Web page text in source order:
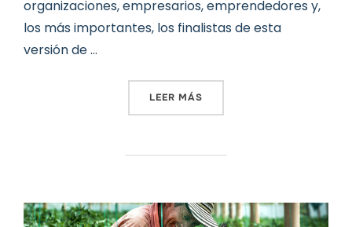
organizaciones, empresarios, emprendedores y,
los más importantes, los finalistas de esta
versión de …
LEER MÁS